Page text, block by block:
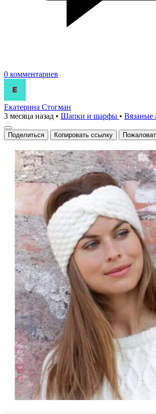
0 комментариев
Екатерина Стогман
3 месяца назад • Шапки и шарфы • Вязаные
Поделиться Копировать ссылку